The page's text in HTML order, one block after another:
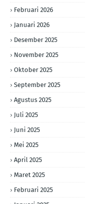
Februari 2026
Januari 2026
Desember 2025
November 2025
Oktober 2025
September 2025
Agustus 2025
Juli 2025
Juni 2025
Mei 2025
April 2025
Maret 2025
Februari 2025